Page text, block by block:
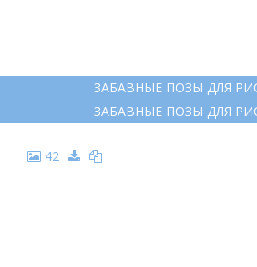
ЗАБАВНЫЕ ПОЗЫ ДЛЯ
ЗАБАВНЫЕ ПОЗЫ ДЛЯ
42